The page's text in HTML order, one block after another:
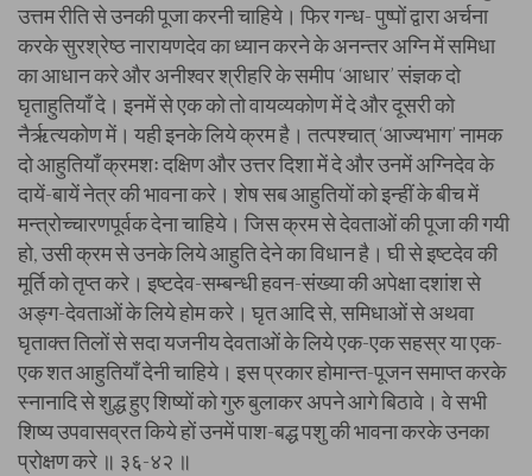
उत्तम रीति से उनकी पूजा करनी चाहिये। फिर गन्ध- पुष्पों द्वारा अर्चना
करके सुरश्रेष्ठ नारायणदेव का ध्यान करने के अनन्तर अग्नि में समिधा
का आधान करे और अनीश्वर श्रीहरि के समीप ‘आधार’ संज्ञक दो
घृताहुतियाँ दे। इनमें से एक को तो वायव्यकोण में दे और दूसरी को
नैर्ऋत्यकोण में। यही इनके लिये क्रम है। तत्पश्चात् ‘आज्यभाग’ नामक
दो आहुतियाँ क्रमशः दक्षिण और उत्तर दिशा में दे और उनमें अग्निदेव के
दायें-बायें नेत्र की भावना करे। शेष सब आहुतियों को इन्हीं के बीच में
मन्त्रोच्चारणपूर्वक देना चाहिये। जिस क्रम से देवताओं की पूजा की गयी
हो, उसी क्रम से उनके लिये आहुति देने का विधान है। घी से इष्टदेव की
मूर्ति को तृप्त करे। इष्टदेव-सम्बन्धी हवन-संख्या की अपेक्षा दशांश से
अङ्ग-देवताओं के लिये होम करे। घृत आदि से, समिधाओं से अथवा
घृताक्त तिलों से सदा यजनीय देवताओं के लिये एक-एक सहस्र या एक-
एक शत आहुतियाँ देनी चाहिये। इस प्रकार होमान्त-पूजन समाप्त करके
स्नानादि से शुद्ध हुए शिष्यों को गुरु बुलाकर अपने आगे बिठावे। वे सभी
शिष्य उपवासव्रत किये हों उनमें पाश-बद्ध पशु की भावना करके उनका
प्रोक्षण करे ॥ ३६-४२ ॥